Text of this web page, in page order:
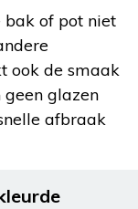
of pot niet
ook de smaak
geen glazen
afbraak